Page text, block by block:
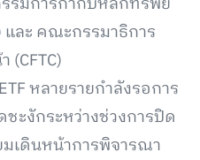
ละ คณะกรรมาธิการ
หลายรายกำลังรอการ
ะงักระหว่างช่วงการปิด
มเดินหน้าการพิจารณา